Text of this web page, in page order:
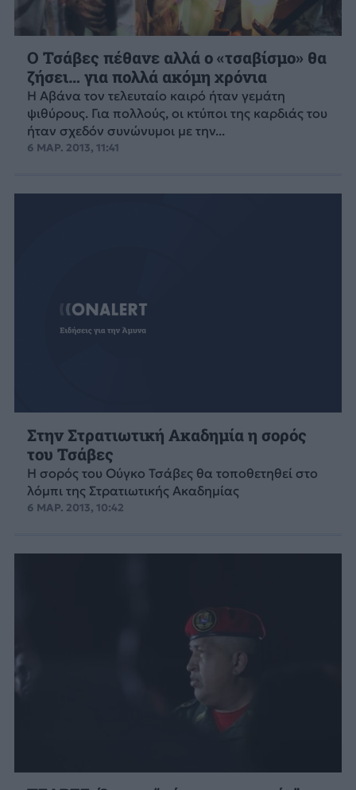
Ο Τσάβες πέθανε αλλά ο «τσαβίσμο» θα
ζήσει… για πολλά ακόμη χρόνια
Η Αβάνα τον τελευταίο καιρό ήταν γεμάτη
ψιθύρους. Για πολλούς, οι κτύποι της καρδιάς του
ήταν σχεδόν συνώνυμοι με την...
6 ΜΑΡ. 2013, 11:41
Στην Στρατιωτική Ακαδημία η σορός
του Τσάβες
Η σορός του Ούγκο Τσάβες θα τοποθετηθεί στο
λόμπι της Στρατιωτικής Ακαδημίας
6 ΜΑΡ. 2013, 10:42